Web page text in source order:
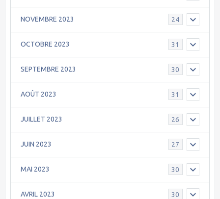
NOVEMBRE 2023 24
OCTOBRE 2023 31
SEPTEMBRE 2023 30
AOÛT 2023 31
JUILLET 2023 26
JUIN 2023 27
MAI 2023 30
AVRIL 2023 30